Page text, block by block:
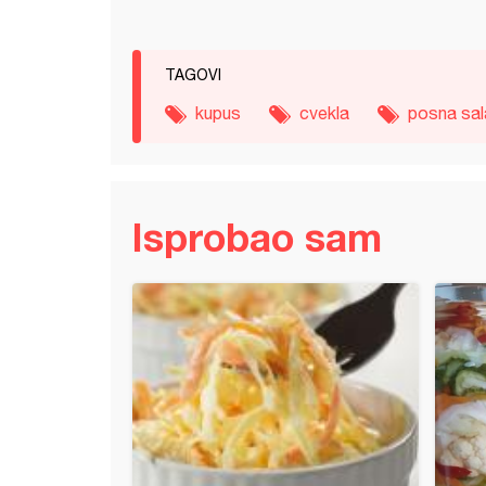
TAGOVI
kupus cvekla posna
Isprobao sam
jaja sa crvenim kupusom